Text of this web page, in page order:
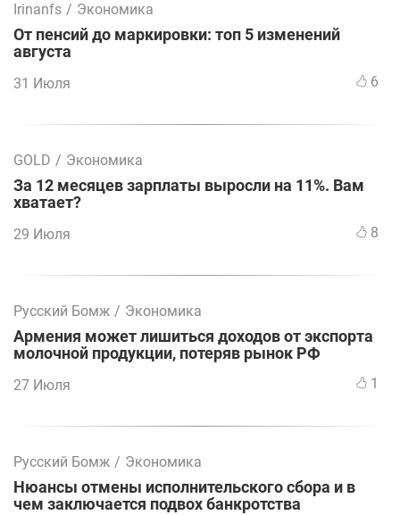
Irinanfs / Экономика
От пенсий до маркировки: топ 5 изменений
августа
31 Июля 6
GOLD / Экономика
За 12 месяцев зарплаты выросли на 11%. Вам
хватает?
29 Июля 8
Русский Бомж / Экономика
Армения может лишиться доходов от экспорта
молочной продукции, потеряв рынок РФ
27 Июля 1
Русский Бомж / Экономика
Нюансы отмены исполнительского сбора и в
чем заключается подвох банкротства